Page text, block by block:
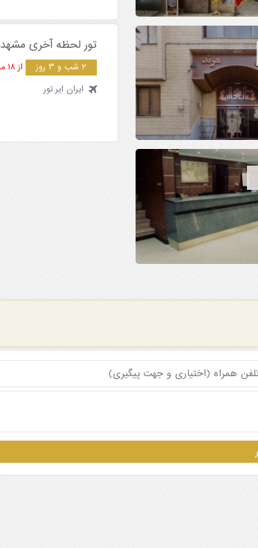
تور لحظه آخری مشهد 18 مرداد ( 2 شب )
۲ شب و ۳ روز از ۱۸ مرداد ۱۴۰۵
ایران ایر تور